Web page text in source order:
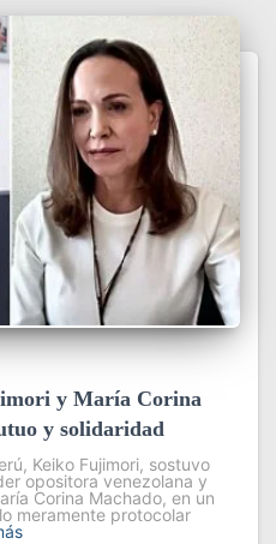
y María Corina
y solidaridad
Keiko Fujimori, sostuvo
opositora venezolana y
Corina Machado, en un
meramente protocolar